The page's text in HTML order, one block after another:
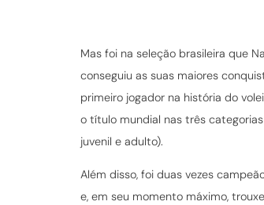
Mas foi na seleção brasileira que
conseguiu as suas maiores
primeiro jogador na história do
o título mundial nas três
juvenil e adulto).
Além disso, foi duas vezes
e, em seu momento máximo,